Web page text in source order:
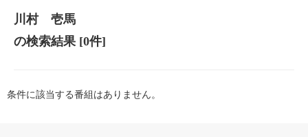
川村 壱馬
の検索結果[0件]
条件に該当する番組はありません。